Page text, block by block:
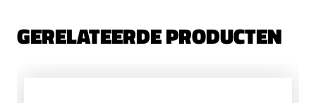
GERELATEERDE PRODUCTEN